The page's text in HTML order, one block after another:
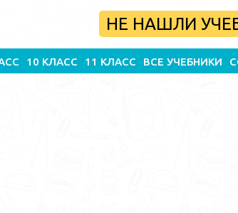
НЕ НАШЛИ
10 КЛАСС 11 КЛАСС ВСЕ УЧЕБНИКИ